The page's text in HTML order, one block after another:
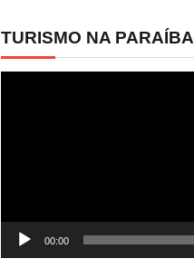
TURISMO NA PARAÍBA
00:00